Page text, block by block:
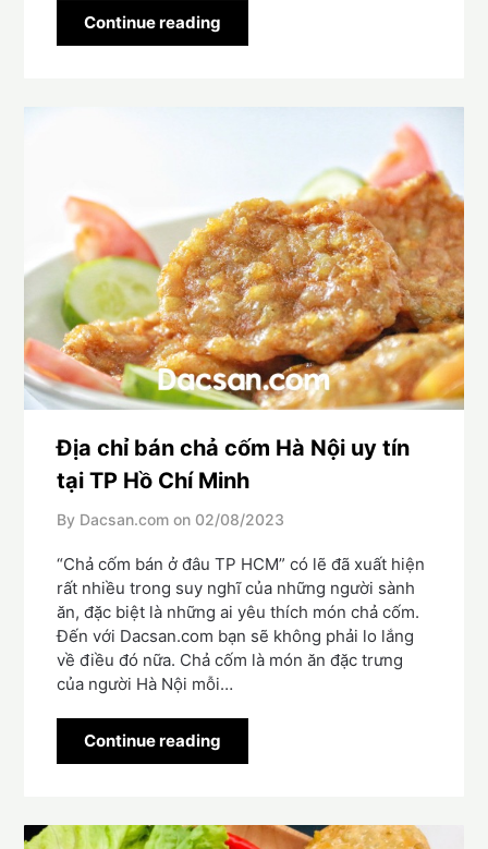
Continue reading
Địa chỉ bán chả cốm Hà Nội uy tín
tại TP Hồ Chí Minh
By Dacsan.com on 02/08/2023
“Chả cốm bán ở đâu TP HCM” có lẽ đã xuất hiện
rất nhiều trong suy nghĩ của những người sành
ăn, đặc biệt là những ai yêu thích món chả cốm.
Đến với Dacsan.com bạn sẽ không phải lo lắng
về điều đó nữa. Chả cốm là món ăn đặc trưng
của người Hà Nội mỗi…
Continue reading